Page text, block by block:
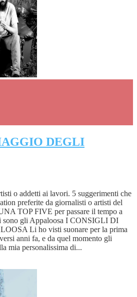
DEGLI
o addetti ai lavori. 5 suggerimenti che
preferite da giornalisti o artisti del
TOP FIVE per passare il tempo a
sono gli Appaloosa I CONSIGLI DI
Li ho visti suonare per la prima
anni fa, e da quel momento gli
mia personalissima di...